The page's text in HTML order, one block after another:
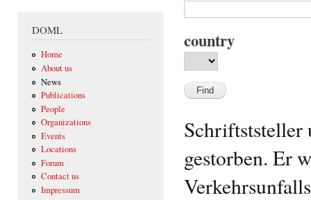
DOML
Home
About us
News
Publications
People
Organizations
Events
Locations
Forum
Contact us
Impressum
country
Schriftststeller
gestorben. Er